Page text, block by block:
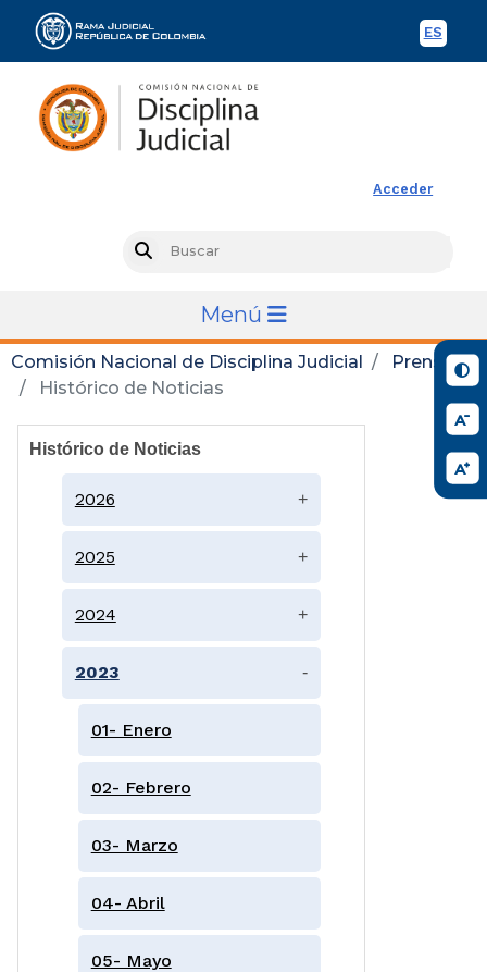
ES
Acceder
Menú
Comisión Nacional de Disciplina Judicial
Prensa
Histórico de Noticias
Histórico de Noticias
2026 +
2025 +
2024 +
2023 -
01- Enero
02- Febrero
03- Marzo
04- Abril
05- Mayo